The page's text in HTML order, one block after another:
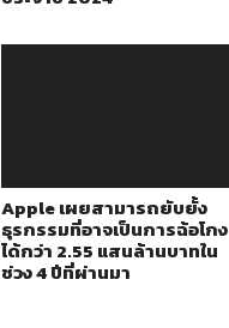
Apple เผยสามารถยับยั้ง
ธุรกรรมที่อาจเป็นการฉ้อโกง
ได้กว่า 2.55 แสนล้านบาทใน
ช่วง 4 ปีที่ผ่านมา